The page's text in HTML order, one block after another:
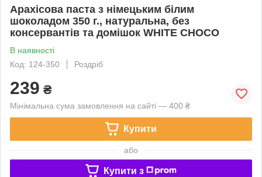
Арахісова паста з німецьким білим
шоколадом 350 г., натуральна, без
консервантів та домішок WHITE CHOCO
В наявності
Код: 124-350
Роздріб
239 ₴
Мінімальна сума замовлення на сайті — 400 ₴
Купити
або
Купити з